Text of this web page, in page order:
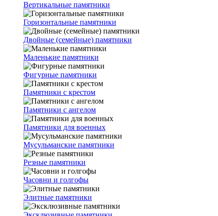
Вертикальные памятники
Горизонтальные памятники
Двойные (семейные) памятники
Маленькие памятники
Фигурные памятники
Памятники с крестом
Памятники с ангелом
Памятники для военных
Мусульманские памятники
Резные памятники
Часовни и голгофы
Элитные памятники